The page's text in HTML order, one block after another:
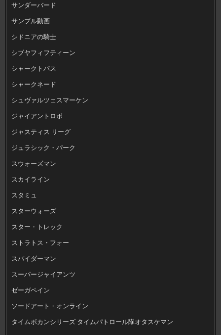
サンダーバード
サンプル動画
シドニアの騎士
シブヤフィフティーン
シャークトパス
シャークネード
シュヴァルツェスマーケン
ジャイアントロボ
ジャスティス リーグ
ジュラシック・パーク
スウォーズマン
スカイライン
スタミュ
スターウォーズ
スター・トレック
ストラトス・フォー
スパイダーマン
スーパージャイアンツ
ゼーガペイン
ソードアート・オンライン
タイムボカンシリーズ タイムパトロール隊オタスケマン